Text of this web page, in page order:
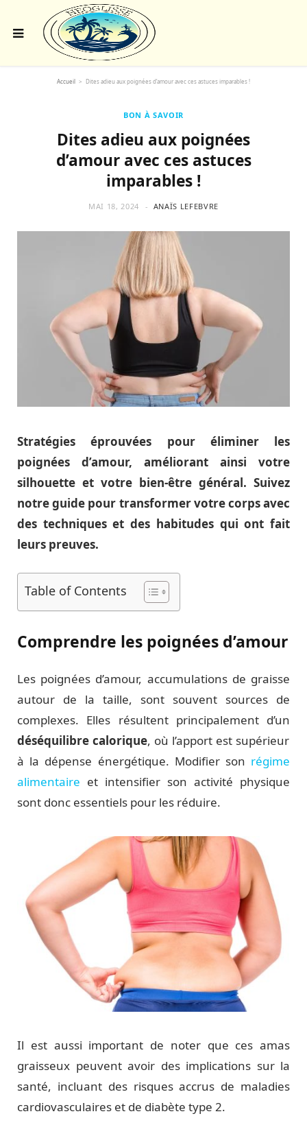
Accueil > Dites adieu aux poignées d’amour avec ces astuces imparables !
BON À SAVOIR
Dites adieu aux poignées
d’amour avec ces astuces
imparables !
MAI 18, 2024 ANAÏS LEFEBVRE
Stratégies éprouvées pour éliminer les
poignées d’amour, améliorant ainsi votre
silhouette et votre bien-être général. Suivez
notre guide pour transformer votre corps avec
des techniques et des habitudes qui ont fait
leurs preuves.
Table of Contents
Comprendre les poignées d’amour
Les poignées d’amour, accumulations de graisse
autour de la taille, sont souvent sources de
complexes. Elles résultent principalement d’un
déséquilibre calorique, où l’apport est supérieur
à la dépense énergétique. Modifier son régime
alimentaire et intensifier son activité physique
sont donc essentiels pour les réduire.
Il est aussi important de noter que ces amas
graisseux peuvent avoir des implications sur la
santé, incluant des risques accrus de maladies
cardiovasculaires et de diabète type 2.